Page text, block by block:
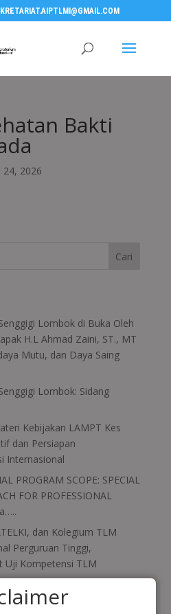
Bakti
24, 2026
Cari
Lombok di Buka Oleh
H.L Ahmad Zaini, ST., MT
Mutu, dan Daya Saing
Lombok: Sidang
Kebijakan LAMPT Kes
dan Persiapan
Internasional
PROGRAM SCOPE: SPECIAL
FOR PROFESSIONAL
dan Kolegium TLM
Perguruan Tinggi,
Uji Kompetensi TLM